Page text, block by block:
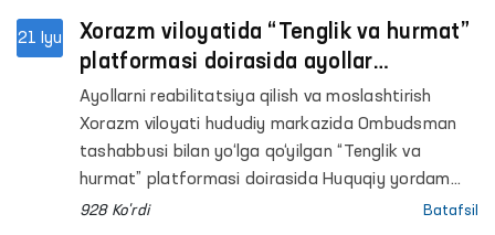
21 Iyu
Xorazm viloyatida “Tenglik va hurmat”
platformasi doirasida ayollar
murojaatlari o‘rganildi va hal etildi
Ayollarni reabilitatsiya qilish va moslashtirish
Xorazm viloyati hududiy markazida Ombudsman
tashabbusi bilan yo‘lga qo‘yilgan “Tenglik va
hurmat” platformasi doirasida Huquqiy yordam
avtobusi tadbiri o‘tkazildi.
928 Ko'rdi Batafsil